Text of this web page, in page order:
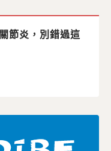
節炎，別錯過這